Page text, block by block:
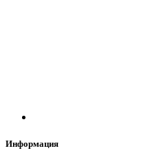
Информация